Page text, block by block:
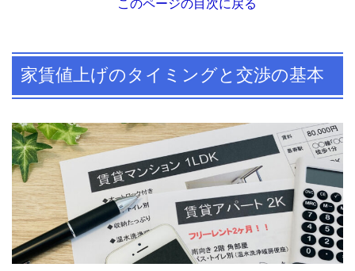
このページの目次に戻る
家賃値上げのタイミングと交渉の基本